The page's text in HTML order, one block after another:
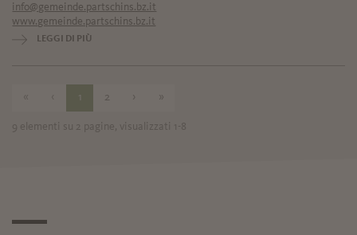
info@gemeinde.partschins.bz.it
www.gemeinde.partschins.bz.it
LEGGI DI PIÙ
1 2 › »
9 elementi su 2 pagine, visualizzati 1-8